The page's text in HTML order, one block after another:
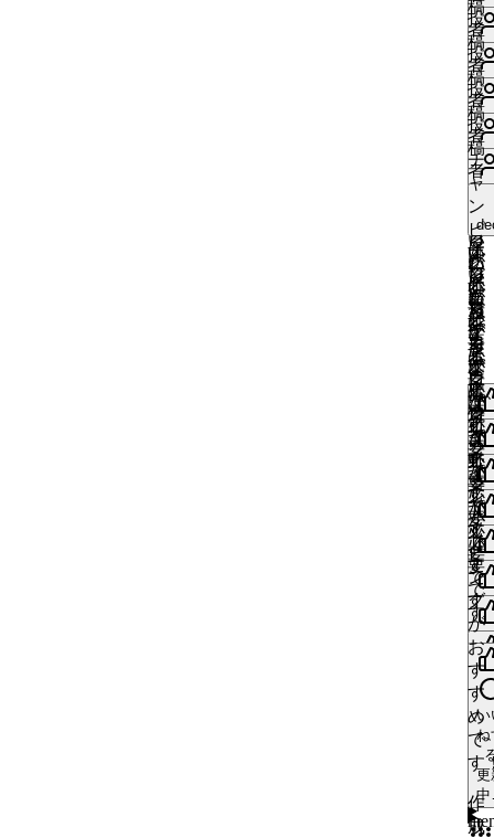
い
い
ね
す
る
に
は
ロ
グ
イ
ン
が
必
要
で
す
い
ね
更
い
い
ね
す
る
に
は
ロ
グ
イ
ン
が
必
要
で
す
い
ね
更
い
い
ね
す
る
に
は
ロ
グ
イ
ン
が
必
要
で
す
1
件
い
い
ね
更
い
い
ね
す
る
に
は
ロ
グ
イ
ン
が
必
要
で
す
い
ね
更
稿
者
い
い
ね
す
る
に
は
ロ
グ
イ
ン
が
必
要
で
す
い
ね
更
投
稿
者
い
い
ね
す
る
に
は
ロ
グ
イ
ン
が
必
要
で
す
1
件
い
い
ね
更
投
稿
者
い
い
ね
す
る
に
は
ロ
グ
イ
ン
が
必
要
で
す
い
ね
更
投
稿
者
い
い
ね
す
る
に
は
ロ
グ
イ
ン
が
必
要
で
す
い
ね
更
投
稿
者
い
い
ね
す
る
に
は
ロ
グ
イ
ン
が
必
要
で
す
い
ね
更
チ
ャ
ン
ピ
オ
ン
カ
レ
ー
本
店
焼
き
野
菜
ト
ッ
ピ
ン
グ
が
お
す
す
め
で
す
作
成